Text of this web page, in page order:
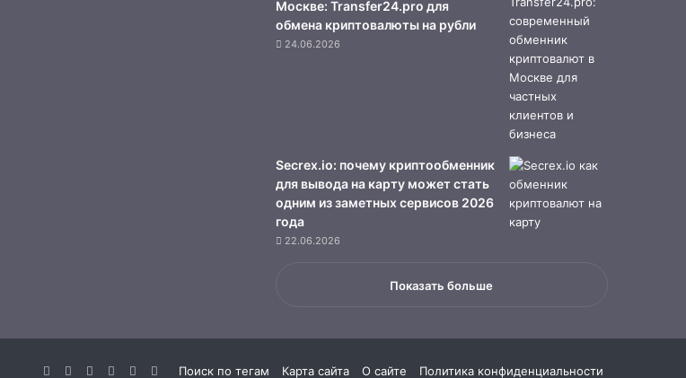
Москве: Transfer24.pro для
обмена криптовалюты на рубли
24.06.2026
Secrex.io: почему криптообменник
для вывода на карту может стать
одним из заметных сервисов 2026
года
22.06.2026
Показать больше
Поиск по тегам Карта сайта О сайте Политика конфиденциальности
Facebook
TwitterYouTubevk.comОдноклассники
Telegram